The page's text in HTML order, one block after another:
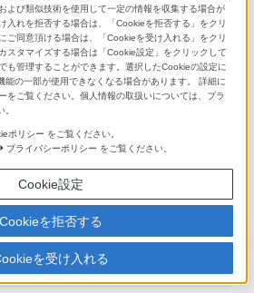
タッチフォーカス / タッチパッド / タ
よび類似技術を使用して一定の情報を収集する場合が
入れを拒否する場合は、「Cookieを拒否する」をクリ
ご同意頂ける場合は、「Cookieを受け入れる」をクリ
スタマイズする場合は「Cookie設定」をクリックして
も管理することができます。選択したCookieの設定に
能の一部が使用できなくなる場合があります。 詳細に
をご覧ください。個人情報の取扱いについては、プラ
ポリシー をご覧ください。
プライバシーポリシー をご覧ください。
Cookie設定
Cookieを拒否する
を受け入れる